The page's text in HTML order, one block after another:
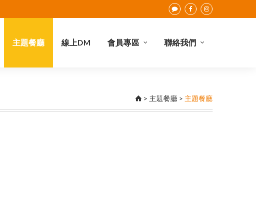
主題餐廳 線上DM 會員專區 聯絡我們
> 主題餐廳 > 主題餐廳